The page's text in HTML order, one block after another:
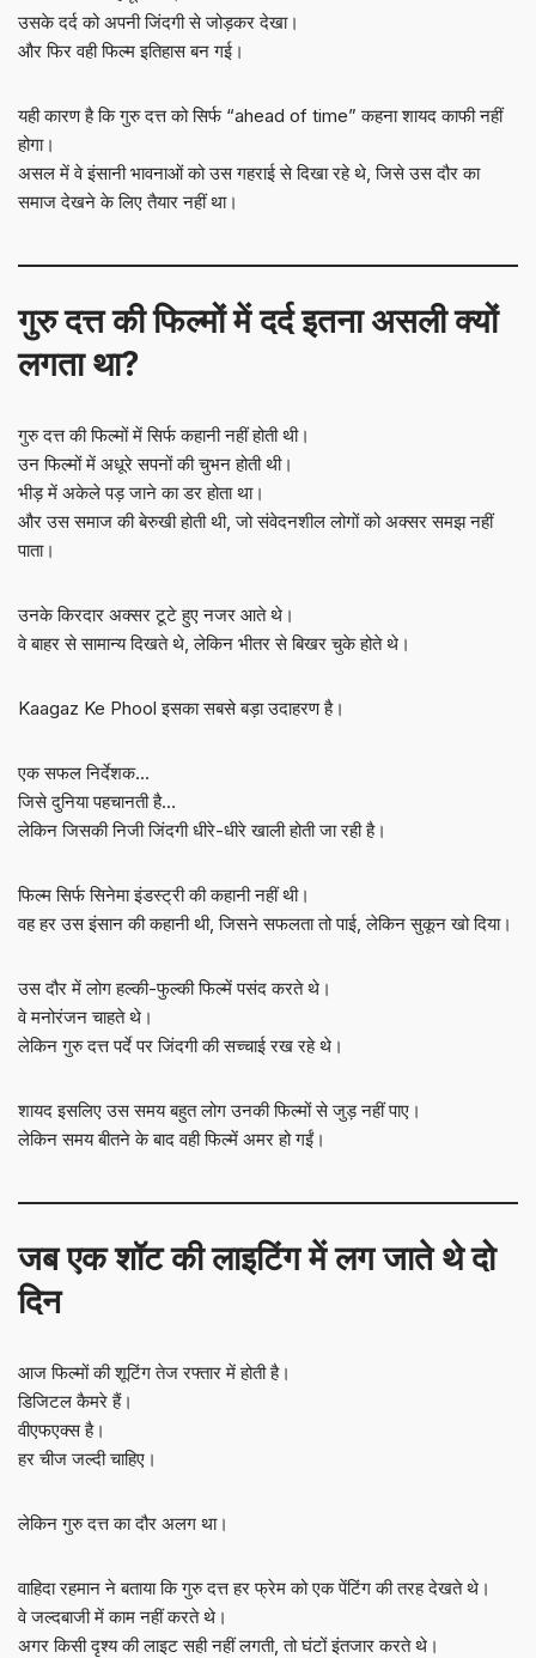
उसके दर्द को अपनी जिंदगी से जोड़कर देखा।
और फिर वही फिल्म इतिहास बन गई।
यही कारण है कि गुरु दत्त को सिर्फ “ahead of time” कहना शायद काफी नहीं
होगा।
असल में वे इंसानी भावनाओं को उस गहराई से दिखा रहे थे, जिसे उस दौर का
समाज देखने के लिए तैयार नहीं था।
गुरु दत्त की फिल्मों में दर्द इतना असली क्यों
लगता था?
गुरु दत्त की फिल्मों में सिर्फ कहानी नहीं होती थी।
उन फिल्मों में अधूरे सपनों की चुभन होती थी।
भीड़ में अकेले पड़ जाने का डर होता था।
और उस समाज की बेरुखी होती थी, जो संवेदनशील लोगों को अक्सर समझ नहीं
पाता।
उनके किरदार अक्सर टूटे हुए नजर आते थे।
वे बाहर से सामान्य दिखते थे, लेकिन भीतर से बिखर चुके होते थे।
Kaagaz Ke Phool इसका सबसे बड़ा उदाहरण है।
एक सफल निर्देशक…
जिसे दुनिया पहचानती है…
लेकिन जिसकी निजी जिंदगी धीरे-धीरे खाली होती जा रही है।
फिल्म सिर्फ सिनेमा इंडस्ट्री की कहानी नहीं थी।
वह हर उस इंसान की कहानी थी, जिसने सफलता तो पाई, लेकिन सुकून खो दिया।
उस दौर में लोग हल्की-फुल्की फिल्में पसंद करते थे।
वे मनोरंजन चाहते थे।
लेकिन गुरु दत्त पर्दे पर जिंदगी की सच्चाई रख रहे थे।
शायद इसलिए उस समय बहुत लोग उनकी फिल्मों से जुड़ नहीं पाए।
लेकिन समय बीतने के बाद वही फिल्में अमर हो गईं।
जब एक शॉट की लाइटिंग में लग जाते थे दो
दिन
आज फिल्मों की शूटिंग तेज रफ्तार में होती है।
डिजिटल कैमरे हैं।
वीएफएक्स है।
हर चीज जल्दी चाहिए।
लेकिन गुरु दत्त का दौर अलग था।
वाहिदा रहमान ने बताया कि गुरु दत्त हर फ्रेम को एक पेंटिंग की तरह देखते थे।
वे जल्दबाजी में काम नहीं करते थे।
अगर किसी दृश्य की लाइट सही नहीं लगती, तो घंटों इंतजार करते थे।